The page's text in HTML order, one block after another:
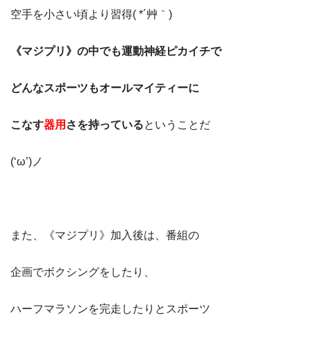
空手を小さい頃より習得( *´艸｀)
《マジプリ》の中でも運動神経ピカイチで
どんなスポーツもオールマイティーに
こなす器用 さを持っているということだ
(‘ω’)ノ
また、《マジプリ》加入後は、番組の
企画でボクシングをしたり、
ハーフマラソンを完走したりとスポーツ